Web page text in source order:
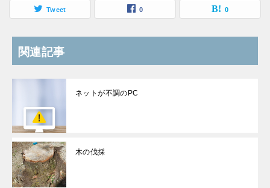
Tweet 0 0
関連記事
ネットが不調のPC
木の伐採